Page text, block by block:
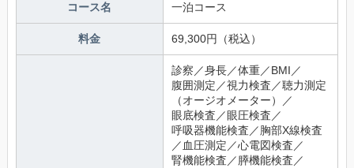
コース名 一泊コース
料金 69,300円（税込）
診察／身長／体重／BMI／
腹囲測定／視力検査／聴力測定
（オージオメーター）／
眼底検査／眼圧検査／
呼吸器機能検査／胸部X線検査
／血圧測定／心電図検査／
腎機能検査／膵機能検査／